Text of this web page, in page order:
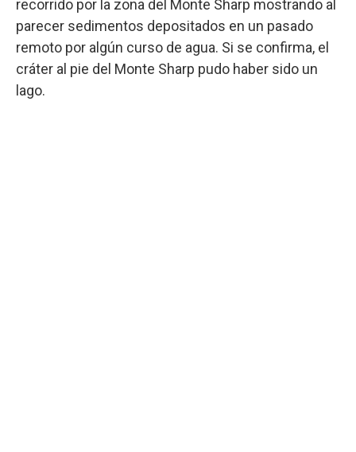
recorrido por la zona del Monte Sharp mostrando al
parecer sedimentos depositados en un pasado
remoto por algún curso de agua. Si se confirma, el
cráter al pie del Monte Sharp pudo haber sido un
lago.